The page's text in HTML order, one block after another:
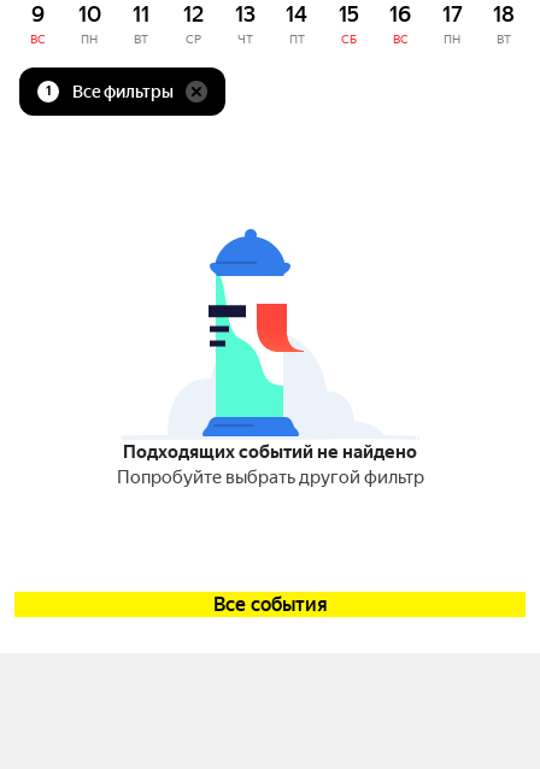
9
ВС
10
ПН
11
ВТ
12
СР
13
ЧТ
14
ПТ
15
СБ
16
ВС
17
ПН
18
ВТ
1 Все фильтры
Подходящих событий не найдено
Попробуйте выбрать другой фильтр
Все события